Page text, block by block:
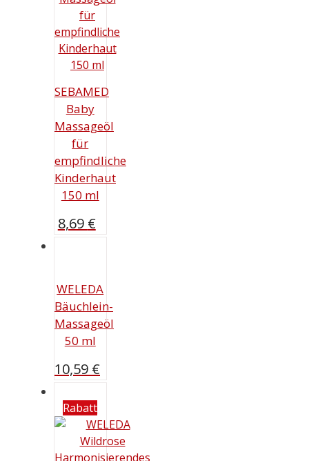
SEBAMED
Baby
Massageöl
für
empfindliche
Kinderhaut
150 ml
8,69 €
WELEDA
Bäuchlein-
Massageöl
50 ml
10,59 €
Rabatt